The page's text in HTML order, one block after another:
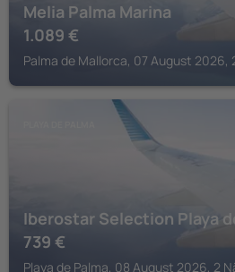
Melia Palma Marina
1.089 €
Palma de Mallorca, 07 August 2026,
Iberostar Selection Playa
739 €
Playa de Palma, 08 August 2026, 2